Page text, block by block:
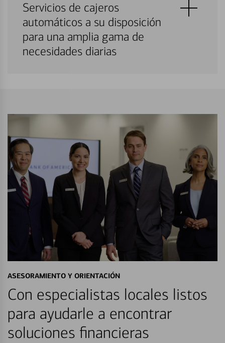
Servicios de cajeros
automáticos a su disposición
para una amplia gama de
necesidades diarias
ASESORAMIENTO Y ORIENTACIÓN
Con especialistas locales listos
para ayudarle a encontrar
soluciones financieras